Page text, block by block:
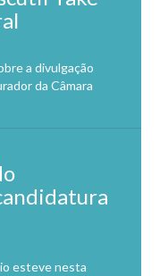
a divulgação
da Câmara
esteve nesta